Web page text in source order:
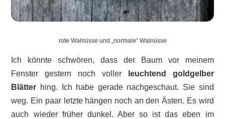
rote Walnüsse und „normale“ Walnüsse
Ich könnte schwören, dass der Baum vor meinem
Fenster gestern noch vollerleuchtend goldgelber
Blätter hing. Ich habe gerade nachgeschaut. Sie sind
weg. Ein paar letzte hängen noch an den Ästen. Es wird
auch wieder früher dunkel. Aber so ist das eben im